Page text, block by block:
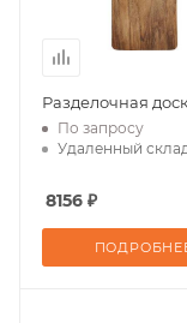
Разделочная
По запросу
Удаленный
8156 ₽